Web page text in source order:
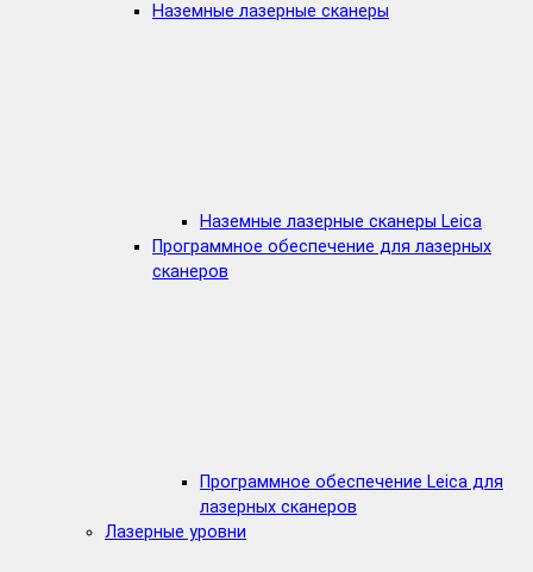
Наземные лазерные сканеры
Наземные лазерные сканеры Leica
Программное обеспечение для лазерных
сканеров
Программное обеспечение Leica для
лазерных сканеров
Лазерные уровни